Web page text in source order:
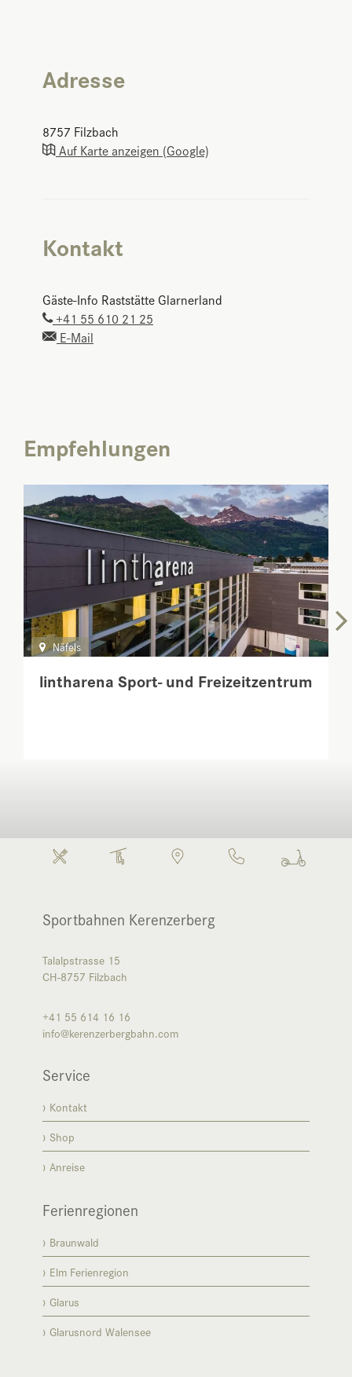
Adresse
8757 Filzbach
Auf Karte anzeigen (Google)
Kontakt
Gäste-Info Raststätte Glarnerland
+41 55 610 21 25
E-Mail
Empfehlungen
lintharena Sport- und Freizeitzentrum
Näfels
Sportbahnen Kerenzerberg
Talalpstrasse 15
CH-8757 Filzbach
+41 55 614 16 16
info@kerenzerbergbahn.com
Service
Kontakt
Shop
Anreise
Ferienregionen
Braunwald
Elm Ferienregion
Glarus
Glarusnord Walensee